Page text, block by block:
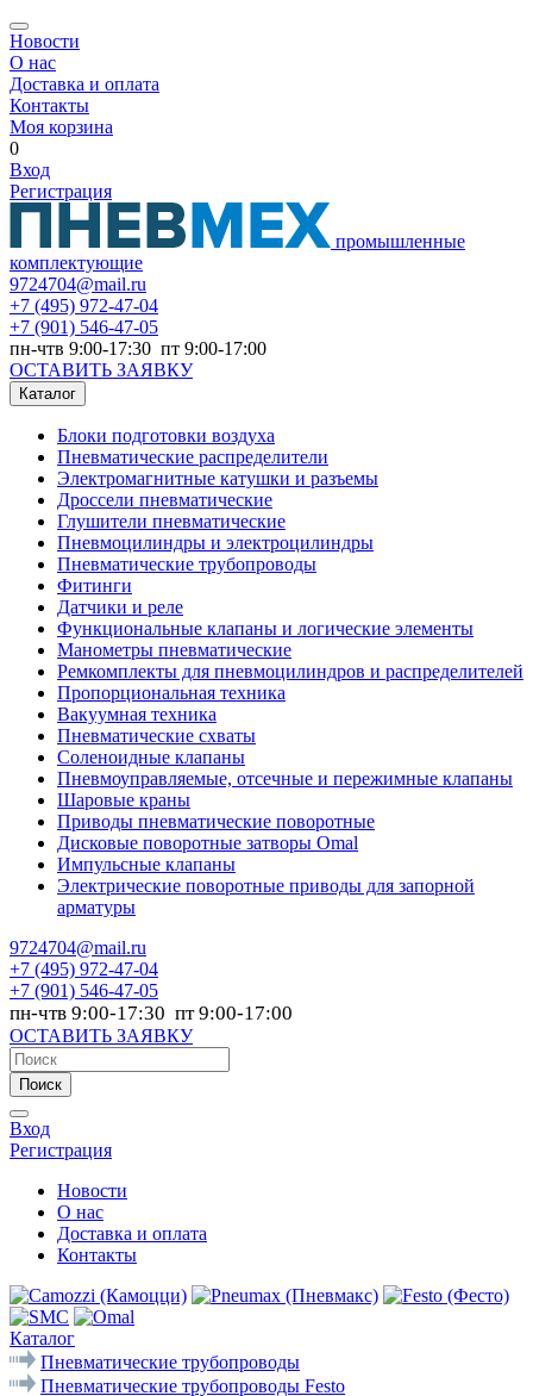
Новости
О нас
Доставка и оплата
Контакты
Моя корзина
0
Вход
Регистрация
промышленные
комплектующие
9724704@mail.ru
+7 (495) 972-47-04
+7 (901) 546-47-05
пн-чтв 9:00-17:30 пт 9:00-17:00
ОСТАВИТЬ ЗАЯВКУ
Каталог
Блоки подготовки воздуха
Пневматические распределители
Электромагнитные катушки и разъемы
Дроссели пневматические
Глушители пневматические
Пневмоцилиндры и электроцилиндры
Пневматические трубопроводы
Фитинги
Датчики и реле
Функциональные клапаны и логические элементы
Манометры пневматические
Ремкомплекты для пневмоцилиндров и распределителей
Пропорциональная техника
Вакуумная техника
Пневматические схваты
Соленоидные клапаны
Пневмоуправляемые, отсечные и пережимные клапаны
Шаровые краны
Приводы пневматические поворотные
Дисковые поворотные затворы Omal
Импульсные клапаны
Электрические поворотные приводы для запорной
арматуры
9724704@mail.ru
+7 (495) 972-47-04
+7 (901) 546-47-05
пн-чтв 9:00-17:30 пт 9:00-17:00
ОСТАВИТЬ ЗАЯВКУ
Поиск
Вход
Регистрация
Новости
О нас
Доставка и оплата
Контакты
Каталог
Пневматические трубопроводы
Пневматические трубопроводы Festo